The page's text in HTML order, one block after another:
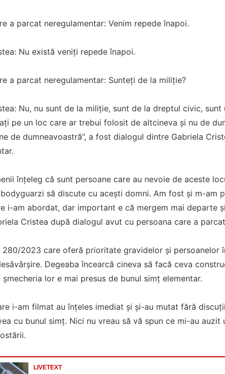
a parcat neregulamentar: Venim repede înapoi.
Nu există veniți repede înapoi.
a parcat neregulamentar: Sunteți de la miliție?
Nu, nu sunt de la miliție, sunt de la dreptul civic,
pe un loc care ar trebui folosit de altcineva și nu de
de dumneavoastră”, a fost dialogul dintre Gabriela
înțeleg că sunt persoane care au nevoie de aceste
să discute cu acești domni. Am fost și m-am
i-am abordat, dar important e că mergem mai departe
Cristea după dialogul avut cu persoana care a
280/2023 care oferă prioritate gravidelor și
Degeaba încearcă cineva să facă ceva
lor e mai presus de bunul simț elementar.
i-am filmat au înțeles imediat și și-au mutat fără
cu bunul simț. Nici nu vreau să vă spun ce mi-au auzit
LIVETEXT